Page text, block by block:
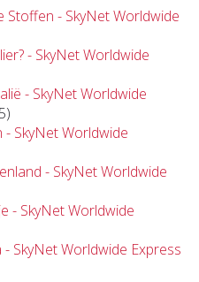
Stoffen - SkyNet Worldwide
- SkyNet Worldwide
- SkyNet Worldwide
- SkyNet Worldwide
- SkyNet Worldwide
- SkyNet Worldwide
SkyNet Worldwide Express